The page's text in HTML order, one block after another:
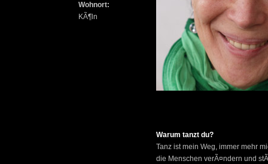
Wohnort:
KÃ¶ln
Warum tanzt du?
Tanz ist mein Weg, immer mehr
die Menschen verÃ¤ndern und